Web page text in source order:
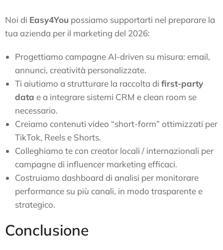
Noi di Easy4You possiamo supportarti nel preparare la
tua azienda per il marketing del 2026:
Progettiamo campagne AI-driven su misura: email,
annunci, creatività personalizzate.
Ti aiutiamo a strutturare la raccolta di first-party
data e a integrare sistemi CRM e clean room se
necessario.
Creiamo contenuti video “short-form” ottimizzati per
TikTok, Reels e Shorts.
Colleghiamo te con creator locali / internazionali per
campagne di influencer marketing efficaci.
Costruiamo dashboard di analisi per monitorare
performance su più canali, in modo trasparente e
strategico.
Conclusione